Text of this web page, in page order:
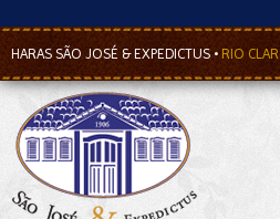
HARAS SÃO JOSÉ & EXPEDICTUS • RIO